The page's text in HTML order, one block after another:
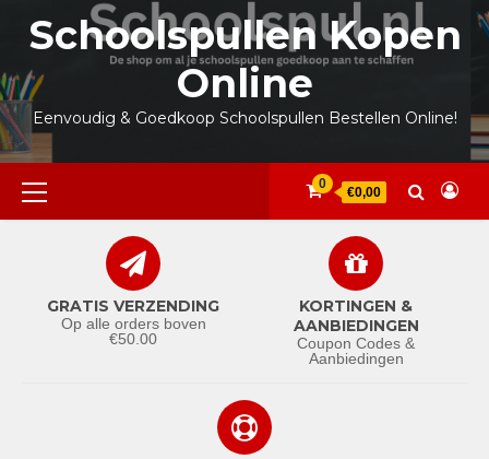
inhoud
Schoolspullen Kopen
Online
Eenvoudig & Goedkoop Schoolspullen Bestellen Online!
Primair
menu
0
€0,00
GRATIS VERZENDING
Op alle orders boven
€50.00
KORTINGEN &
AANBIEDINGEN
Coupon Codes &
Aanbiedingen